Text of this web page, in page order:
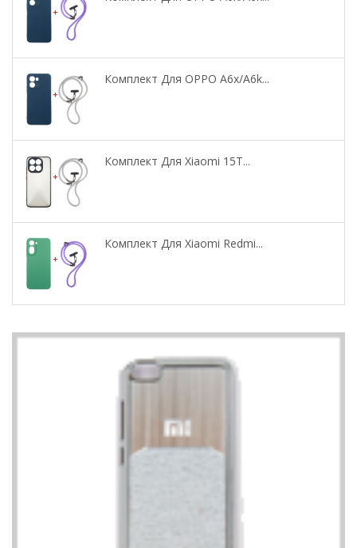
Комплект Для OPPO A6x/A6k...
Комплект Для Xiaomi 15T...
Комплект Для Xiaomi Redmi...